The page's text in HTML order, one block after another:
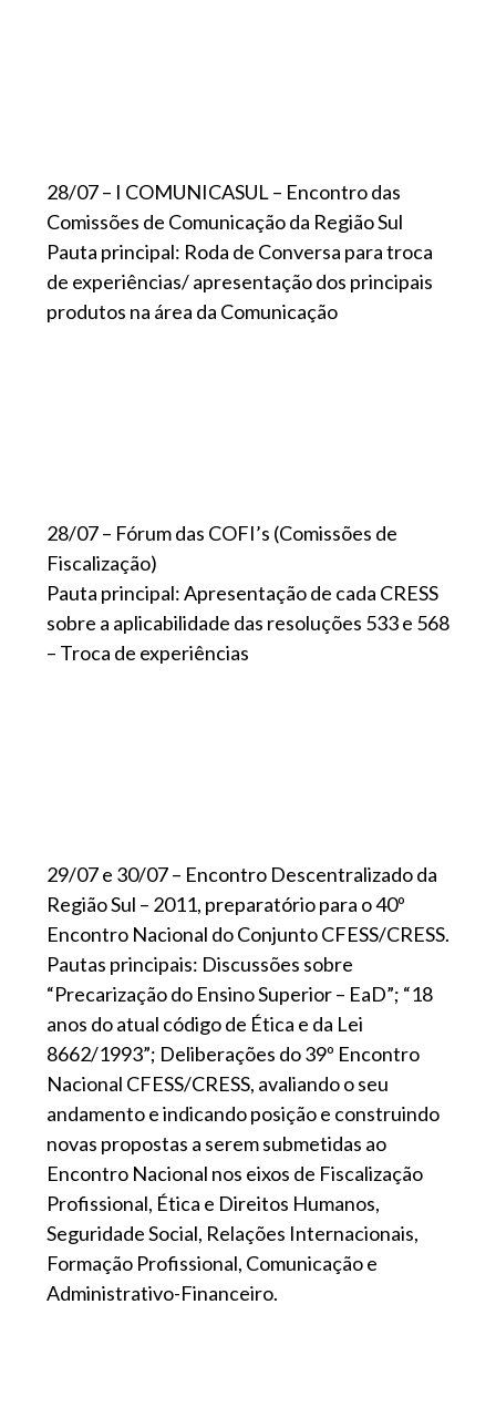
28/07 – I COMUNICASUL – Encontro das
Comissões de Comunicação da Região Sul
Pauta principal: Roda de Conversa para troca
de experiências/ apresentação dos principais
produtos na área da Comunicação
28/07 – Fórum das COFI’s (Comissões de
Fiscalização)
Pauta principal: Apresentação de cada CRESS
sobre a aplicabilidade das resoluções 533 e 568
– Troca de experiências
29/07 e 30/07 – Encontro Descentralizado da
Região Sul – 2011, preparatório para o 40º
Encontro Nacional do Conjunto CFESS/CRESS.
Pautas principais: Discussões sobre
“Precarização do Ensino Superior – EaD”; “18
anos do atual código de Ética e da Lei
8662/1993”; Deliberações do 39º Encontro
Nacional CFESS/CRESS, avaliando o seu
andamento e indicando posição e construindo
novas propostas a serem submetidas ao
Encontro Nacional nos eixos de Fiscalização
Profissional, Ética e Direitos Humanos,
Seguridade Social, Relações Internacionais,
Formação Profissional, Comunicação e
Administrativo-Financeiro.